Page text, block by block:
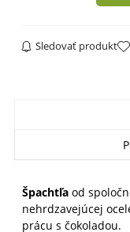
Sledovať produkt
Špachtľaod
nehrdzavejúcej
prácu s čokoladou.